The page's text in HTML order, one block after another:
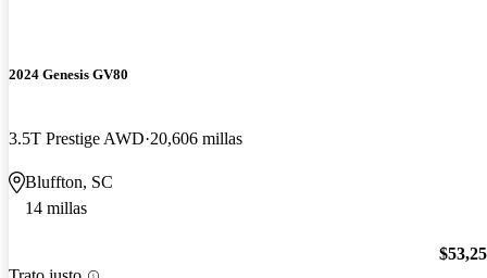
2024 Genesis GV80
3.5T Prestige AWD 20,606 millas
Bluffton, SC
14 millas